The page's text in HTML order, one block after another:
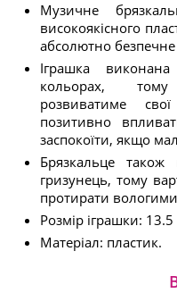
Музичне
високоякісного
абсолютно
Іграшка
кольорах,
розвиватиме
позитивно
заспокоїти, якщо
Брязкальце також
гризунець, тому
протирати
Розмір іграшки:
Матеріал: пластик.